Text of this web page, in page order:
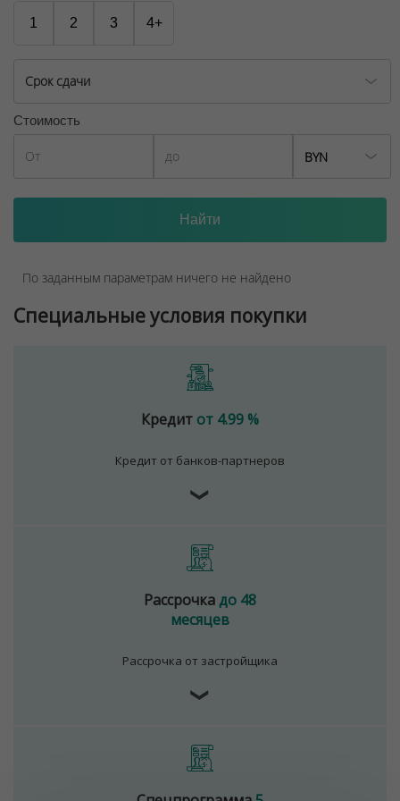
1 2 3 4+
Срок сдачи
Стоимость
BYN
По заданным параметрам ничего не найдено
Специальные условия покупки
Кредит от 4.99 %
Кредит от банков-партнеров
❯
Рассрочкадо 48
месяцев
Рассрочка от застройщика
❯